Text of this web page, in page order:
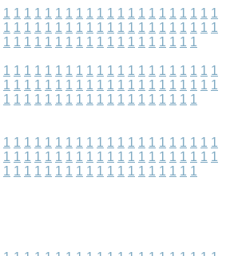
1 1 1 1 1 1 1 1 1 1 1 1 1 1 1 1 1 1 1 1 1
1 1 1 1 1 1 1 1 1 1 1 1 1 1 1 1 1 1 1 1 1
1 1 1 1 1 1 1 1 1 1 1 1 1 1 1 1 1 1 1
1 1 1 1 1 1 1 1 1 1 1 1 1 1 1 1 1 1 1 1 1
1 1 1 1 1 1 1 1 1 1 1 1 1 1 1 1 1 1 1 1 1
1 1 1 1 1 1 1 1 1 1 1 1 1 1 1 1 1 1 1
1 1 1 1 1 1 1 1 1 1 1 1 1 1 1 1 1 1 1 1 1
1 1 1 1 1 1 1 1 1 1 1 1 1 1 1 1 1 1 1 1 1
1 1 1 1 1 1 1 1 1 1 1 1 1 1 1 1 1 1 1